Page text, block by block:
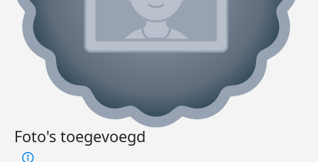
Foto's toegevoegd